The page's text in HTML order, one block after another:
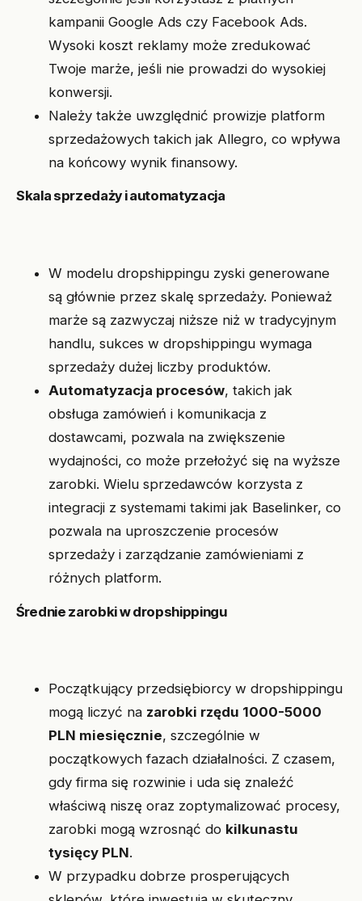
kampanii Google Ads czy Facebook Ads.
Wysoki koszt reklamy może zredukować
Twoje marże, jeśli nie prowadzi do wysokiej
konwersji.
Należy także uwzględnić prowizje platform
sprzedażowych takich jak Allegro, co wpływa
na końcowy wynik finansowy.
Skala sprzedaży i automatyzacja
W modelu dropshippingu zyski generowane
są głównie przez skalę sprzedaży. Ponieważ
marże są zazwyczaj niższe niż w tradycyjnym
handlu, sukces w dropshippingu wymaga
sprzedaży dużej liczby produktów.
Automatyzacja procesów, takich jak
obsługa zamówień i komunikacja z
dostawcami, pozwala na zwiększenie
wydajności, co może przełożyć się na wyższe
zarobki. Wielu sprzedawców korzysta z
integracji z systemami takimi jak Baselinker, co
pozwala na uproszczenie procesów
sprzedaży i zarządzanie zamówieniami z
różnych platform.
Średnie zarobki w dropshippingu
Początkujący przedsiębiorcy w dropshippingu
mogą liczyć na zarobki rzędu 1000-5000
PLN miesięcznie, szczególnie w
początkowych fazach działalności. Z czasem,
gdy firma się rozwinie i uda się znaleźć
właściwą niszę oraz zoptymalizować procesy,
zarobki mogą wzrosnąć do kilkunastu
tysięcy PLN.
W przypadku dobrze prosperujących